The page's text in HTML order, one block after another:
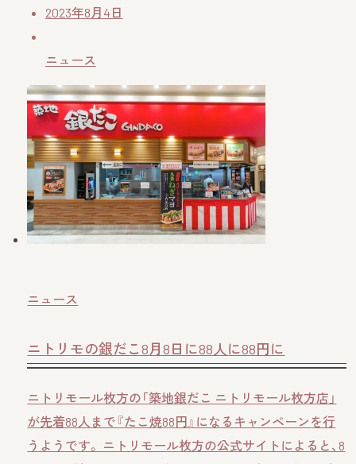
2023年8月4日
ニュース
ニュース
ニトリモの銀だこ8月8日に88人に88円に
ニトリモール枚方の「築地銀だこ ニトリモール枚方店」
が先着88人まで『たこ焼88円』になるキャンペーンを行
うようです。 ニトリモール枚方の公式サイトによると、8